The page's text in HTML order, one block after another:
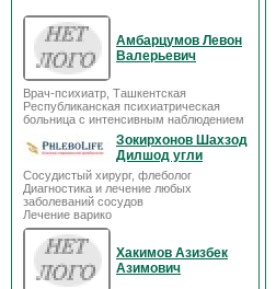
Амбарцумов Левон
Валерьевич
Врач-психиатр, Ташкентская
Республиканская психиатрическая
больница с интенсивным наблюдением
Зокирхонов Шахзод
Дилшод угли
Сосудистый хирург, флеболог
Диагностика и лечение любых
заболеваний сосудов
Лечение варико
Хакимов Азизбек
Азимович